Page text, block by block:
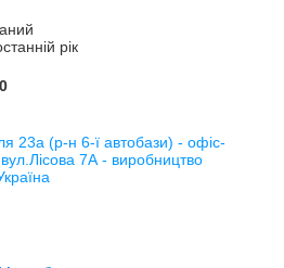
рік
23а (р-н 6-ї автобази) - офіс-
7А - виробництво